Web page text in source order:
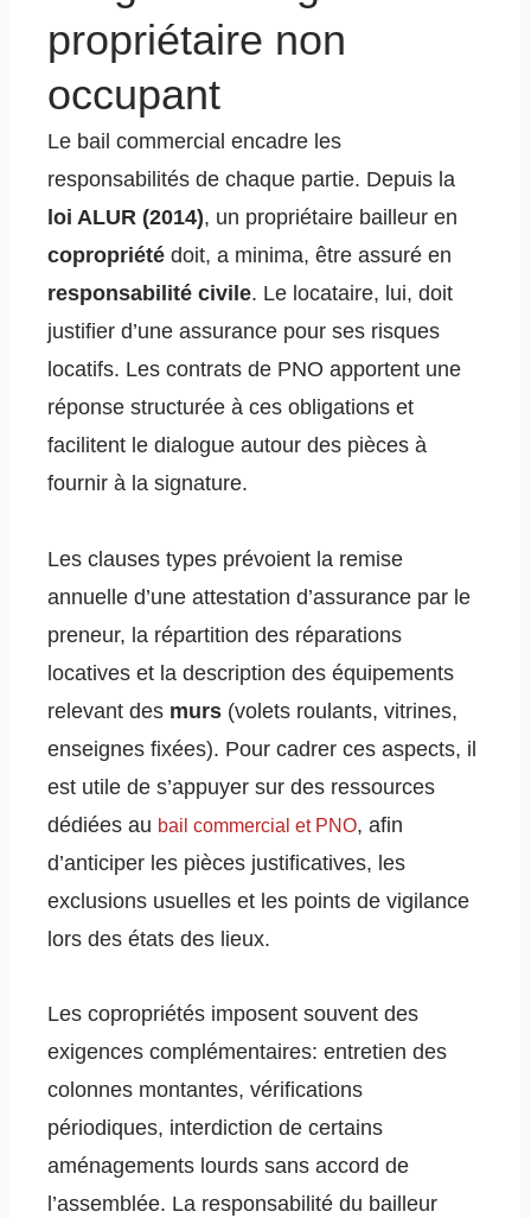
propriétaire non
occupant
Le bail commercial encadre les
responsabilités de chaque partie. Depuis la
loi ALUR (2014), un propriétaire bailleur en
copropriété doit, a minima, être assuré en
responsabilité civile. Le locataire, lui, doit
justifier d’une assurance pour ses risques
locatifs. Les contrats de PNO apportent une
réponse structurée à ces obligations et
facilitent le dialogue autour des pièces à
fournir à la signature.
Les clauses types prévoient la remise
annuelle d’une attestation d’assurance par le
preneur, la répartition des réparations
locatives et la description des équipements
relevant des murs (volets roulants, vitrines,
enseignes fixées). Pour cadrer ces aspects, il
est utile de s’appuyer sur des ressources
dédiées au bail commercial et PNO, afin
d’anticiper les pièces justificatives, les
exclusions usuelles et les points de vigilance
lors des états des lieux.
Les copropriétés imposent souvent des
exigences complémentaires: entretien des
colonnes montantes, vérifications
périodiques, interdiction de certains
aménagements lourds sans accord de
l’assemblée. La responsabilité du bailleur